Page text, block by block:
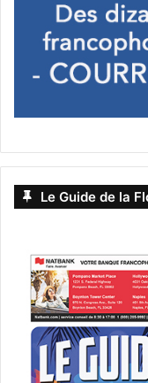
Le Guide de la